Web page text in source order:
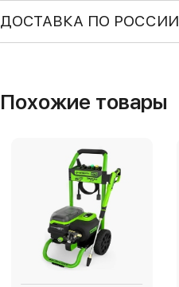
ДОСТАВКА ПО РОССИИ
Похожие товары